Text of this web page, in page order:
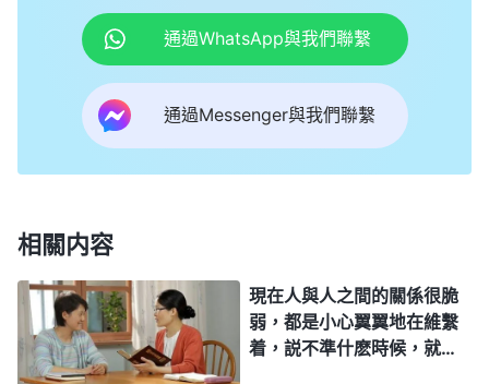
切落後的思想與人的精神面貌。只注重教會生活并不
能改變人的舊生活習俗、改變人舊的長久的生活方
式，無論如何人都不能脱離現實生活。神要求人在現
實生活之中活出正常人性，不僅僅是在教會生活之中
之中盡自己的功用，不僅僅是在教會生活之中盡自己
不能進入現實生活而認識自己，不能在現實生活中活
出正常人性，那將會成為失敗者。悖逆神的人都是不
能進入現實生活之中的人，都是嘴上講人性而活出是
通過WhatsApp與我們聯繫
通過Messenger與我們聯繫
相關内容
現在人與人之間的關係很脆
弱，都是小心翼翼地在維繫
着，説不準什麽時候，就會